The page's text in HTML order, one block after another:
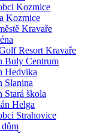
Kozmice
Kozmice
Kravaře
Resort Kravaře
Buly Centrum
Hedvika
Slanina
Stará škola
Helga
Strahovice